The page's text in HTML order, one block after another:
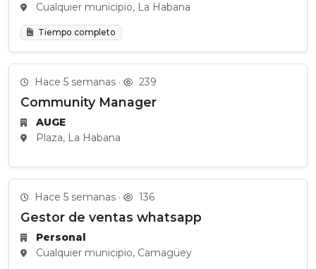
Cualquier municipio, La Habana
Tiempo completo
Hace 5 semanas · 239
Community Manager
AUGE
Plaza, La Habana
Hace 5 semanas · 136
Gestor de ventas whatsapp
Personal
Cualquier municipio, Camagüey